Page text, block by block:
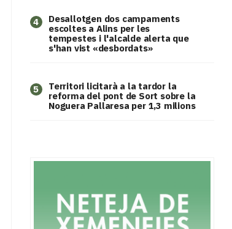
4
​Desallotgen dos campaments
escoltes a Alins per les
tempestes i l'alcalde alerta que
s'han vist «desbordats»
5
Territori licitarà a la tardor la
reforma del pont de Sort sobre la
Noguera Pallaresa per 1,3 milions